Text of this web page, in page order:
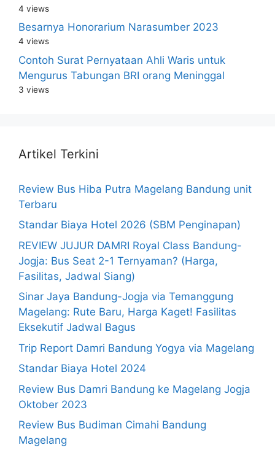
4 views
Besarnya Honorarium Narasumber 2023
4 views
Contoh Surat Pernyataan Ahli Waris untuk
Mengurus Tabungan BRI orang Meninggal
3 views
Artikel Terkini
Review Bus Hiba Putra Magelang Bandung unit
Terbaru
Standar Biaya Hotel 2026 (SBM Penginapan)
REVIEW JUJUR DAMRI Royal Class Bandung-
Jogja: Bus Seat 2-1 Ternyaman? (Harga,
Fasilitas, Jadwal Siang)
Sinar Jaya Bandung-Jogja via Temanggung
Magelang: Rute Baru, Harga Kaget! Fasilitas
Eksekutif Jadwal Bagus
Trip Report Damri Bandung Yogya via Magelang
Standar Biaya Hotel 2024
Review Bus Damri Bandung ke Magelang Jogja
Oktober 2023
Review Bus Budiman Cimahi Bandung
Magelang